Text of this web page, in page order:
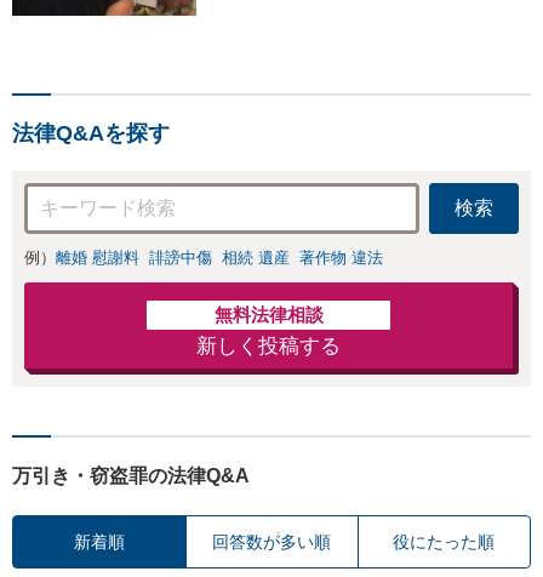
法律Q&Aを探す
検索
例） 離婚 慰謝料 誹謗中傷 相続 遺産 著作物 違法
無料法律相談
新しく投稿する
万引き・窃盗罪の法律Q&A
新着順 回答数が多い順 役にたった順